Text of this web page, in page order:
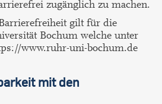
zugänglich zu machen.
gilt für die
Bochum welche unter
www.ruhr-uni-bochum.de
mit den